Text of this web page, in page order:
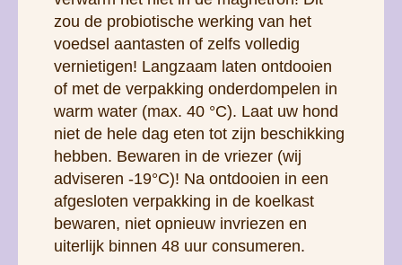
zou de probiotische werking van het
voedsel aantasten of zelfs volledig
vernietigen! Langzaam laten ontdooien
of met de verpakking onderdompelen in
warm water (max. 40 °C). Laat uw hond
niet de hele dag eten tot zijn beschikking
hebben. Bewaren in de vriezer (wij
adviseren -19°C)! Na ontdooien in een
afgesloten verpakking in de koelkast
bewaren, niet opnieuw invriezen en
uiterlijk binnen 48 uur consumeren.